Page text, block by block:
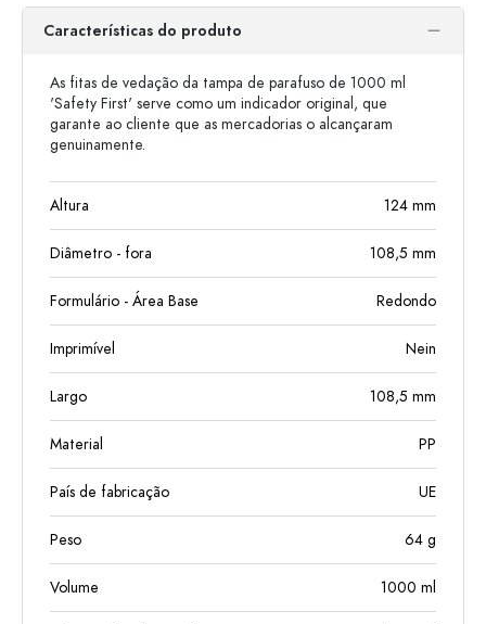
Características do produto
As fitas de vedação da tampa de parafuso de 1000 ml
'Safety First' serve como um indicador original, que
garante ao cliente que as mercadorias o alcançaram
genuinamente.
Altura 124 mm
Diâmetro - fora 108,5 mm
Formulário - Área Base Redondo
Imprimível Nein
Largo 108,5 mm
Material PP
País de fabricação UE
Peso 64 g
Volume 1000 ml